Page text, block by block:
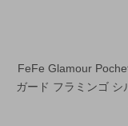
FeFe Glamour
ガード フラミンゴ